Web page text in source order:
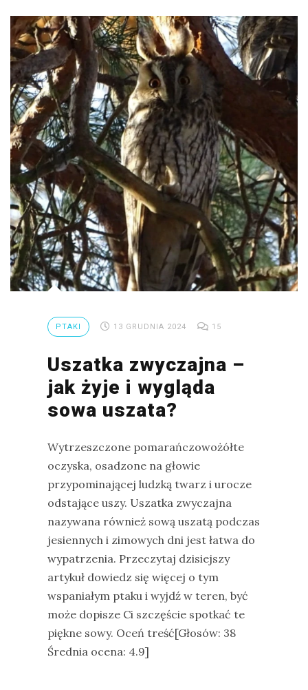
PTAKI 13 GRUDNIA 2024 15
Uszatka zwyczajna –
jak żyje i wygląda
sowa uszata?
Wytrzeszczone pomarańczowożółte
oczyska, osadzone na głowie
przypominającej ludzką twarz i urocze
odstające uszy. Uszatka zwyczajna
nazywana również sową uszatą podczas
jesiennych i zimowych dni jest łatwa do
wypatrzenia. Przeczytaj dzisiejszy
artykuł dowiedz się więcej o tym
wspaniałym ptaku i wyjdź w teren, być
może dopisze Ci szczęście spotkać te
piękne sowy. Oceń treść[Głosów: 38
Średnia ocena: 4.9]